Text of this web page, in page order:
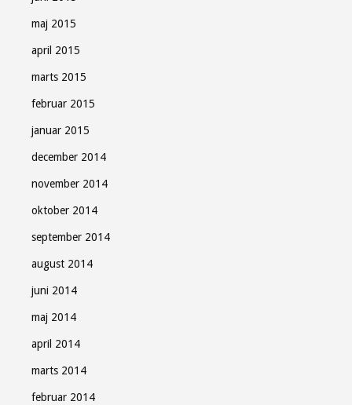
maj 2015
april 2015
marts 2015
februar 2015
januar 2015
december 2014
november 2014
oktober 2014
september 2014
august 2014
juni 2014
maj 2014
april 2014
marts 2014
februar 2014